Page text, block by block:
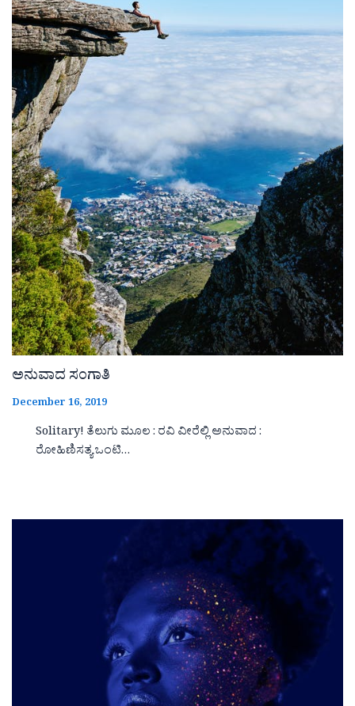
ಅನುವಾದ ಸಂಗಾತಿ
December 16, 2019
Solitary! ತೆಲುಗು ಮೂಲ : ರವಿ ವೀರೆಲ್ಲಿ ಅನುವಾದ :
ರೋಹಿಣಿಸತ್ಯ ಒಂಟಿ…